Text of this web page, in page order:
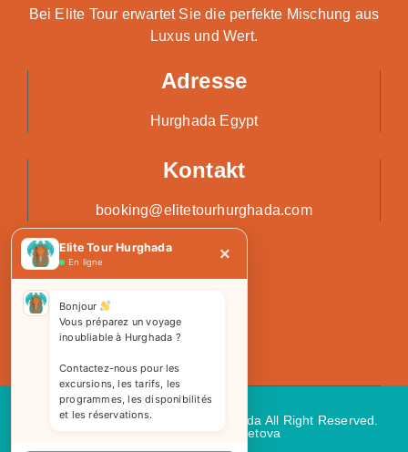
Elite Tour Hurghada
En ligne ×
Bonjour
Vous préparez un voyage
inoubliable à Hurghada ?
Contactez-nous pour les
excursions, les tarifs, les
programmes, les disponibilités
et les réservations.
Bei Elite Tour erwartet Sie die perfekte Mischung aus
Luxus und Wert.
Adresse
Hurghada Egypt
Kontakt
booking@elitetourhurghada.com
Copyright 2026 © Elite Tours Hurghada All Right Reserved.
by Kemetova